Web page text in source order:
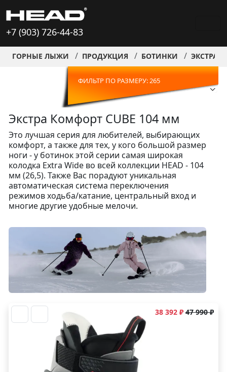
+7 (903) 726-44-83
ГОРНЫЕ ЛЫЖИ ПРОДУКЦИЯ БОТИНКИ ЭКСТРА
ФИЛЬТР ПО РАЗМЕРУ: 265
Экстра Комфорт CUBE 104 мм
Это лучшая серия для любителей, выбирающих
комфорт, а также для тех, у кого большой размер
ноги - у ботинок этой серии самая широкая
колодка Extra Wide во всей коллекции HEAD - 104
мм (26,5). Также Вас порадуют уникальная
автоматическая система переключения
режимов ходьба/катание, центральный вход и
многие другие удобные мелочи.
38 392 ₽ 47 990 ₽